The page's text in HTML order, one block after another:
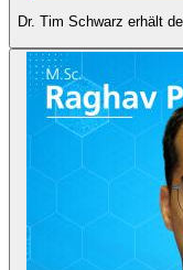
Dr. Tim Schwarz erhält